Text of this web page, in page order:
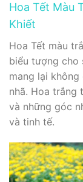
Hoa Tết Màu
Khiết
Hoa Tết màu
biểu tượng cho
mang lại không
nhã. Hoa trắng
và những góc
và tinh tế.